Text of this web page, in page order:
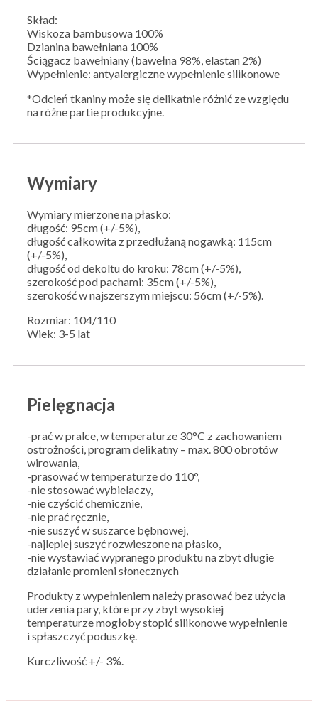
Skład:
Wiskoza bambusowa 100%
Dzianina bawełniana 100%
Ściągacz bawełniany (bawełna 98%, elastan 2%)
Wypełnienie: antyalergiczne wypełnienie silikonowe
*Odcień tkaniny może się delikatnie różnić ze względu
na różne partie produkcyjne.
Wymiary
Wymiary mierzone na płasko:
długość: 95cm (+/-5%),
długość całkowita z przedłużaną nogawką: 115cm
(+/-5%),
długość od dekoltu do kroku: 78cm (+/-5%),
szerokość pod pachami: 35cm (+/-5%),
szerokość w najszerszym miejscu: 56cm (+/-5%).
Rozmiar: 104/110
Wiek: 3-5 lat
Pielęgnacja
-prać w pralce, w temperaturze 30°C z zachowaniem
ostrożności, program delikatny – max. 800 obrotów
wirowania,
-prasować w temperaturze do 110°,
-nie stosować wybielaczy,
-nie czyścić chemicznie,
-nie prać ręcznie,
-nie suszyć w suszarce bębnowej,
-najlepiej suszyć rozwieszone na płasko,
-nie wystawiać wypranego produktu na zbyt długie
działanie promieni słonecznych
Produkty z wypełnieniem należy prasować bez użycia
uderzenia pary, które przy zbyt wysokiej
temperaturze mogłoby stopić silikonowe wypełnienie
i spłaszczyć poduszkę.
Kurczliwość +/- 3%.